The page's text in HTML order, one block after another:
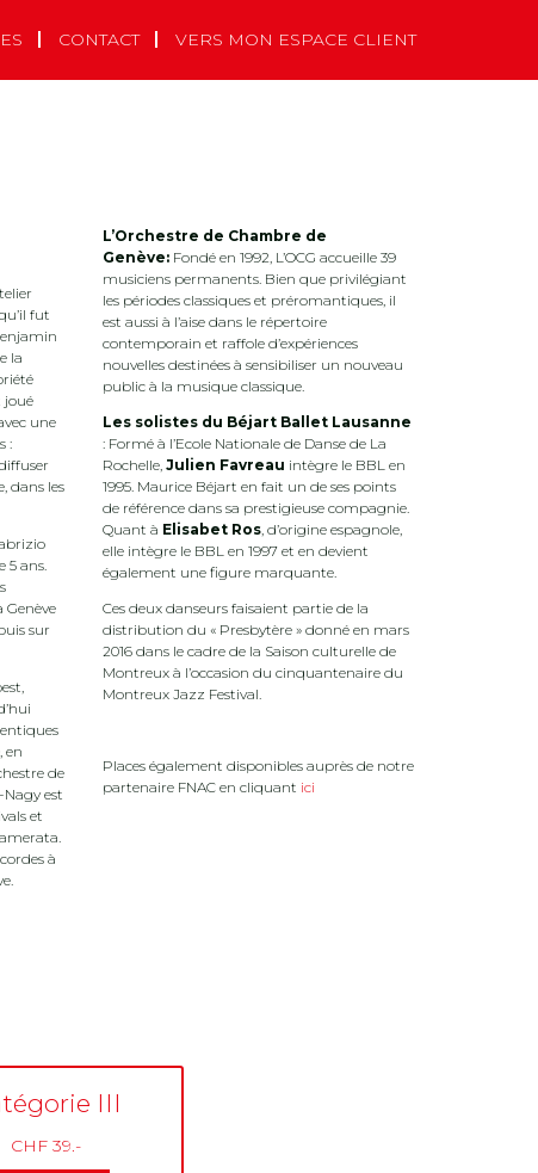
CONTACT VERS MON ESPACE CLIENT
fut
la
joué
une
:
dans les
5 ans.
Genève
sur
en
de
est
et
à
L’Orchestre de Chambre de
Genève: Fondé en 1992, L’OCG accueille 39
musiciens permanents. Bien que privilégiant
les périodes classiques et préromantiques, il
est aussi à l’aise dans le répertoire
contemporain et raffole d’expériences
nouvelles destinées à sensibiliser un nouveau
public à la musique classique.
Les solistes du Béjart Ballet Lausanne
: Formé à l’Ecole Nationale de Danse de La
Rochelle,Julien Favreau intègre le BBL en
1995. Maurice Béjart en fait un de ses points
de référence dans sa prestigieuse compagnie.
Quant à Elisabet Ros, d’origine espagnole,
elle intègre le BBL en 1997 et en devient
également une figure marquante.
Ces deux danseurs faisaient partie de la
distribution du « Presbytère » donné en mars
2016 dans le cadre de la Saison culturelle de
Montreux à l’occasion du cinquantenaire du
Montreux Jazz Festival.
Places également disponibles auprès de notre
partenaire FNAC en cliquant ici
III
CHF 39.-